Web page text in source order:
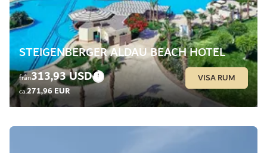
STEIGENBERGER ALDAU BEACH HOTEL
från313,93 USD
ca.271,96 EUR
VISA RUM